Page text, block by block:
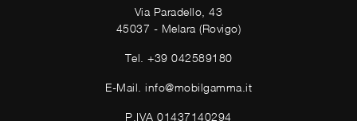
Via Paradello, 43
45037 - Melara (Rovigo)
Tel. +39 042589180
E-Mail. info@mobilgamma.it
P.IVA 01437140294